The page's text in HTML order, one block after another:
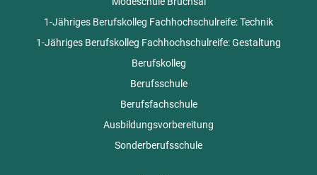
1-Jähriges Berufskolleg Fachhochschulreife: Technik
1-Jähriges Berufskolleg Fachhochschulreife: Gestaltung
Berufskolleg
Berufsschule
Berufsfachschule
Ausbildungsvorbereitung
Sonderberufsschule